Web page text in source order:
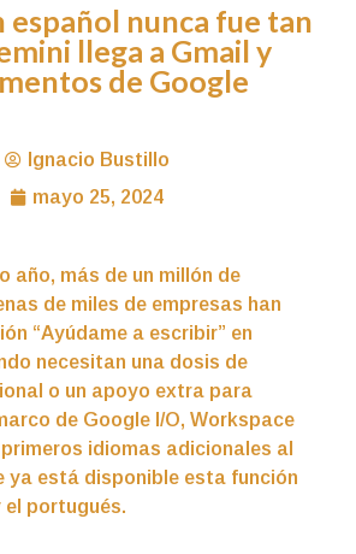
español nunca fue tan
llega a Gmail y
de Google
Ignacio Bustillo
mayo 25, 2024
año, más de un millón de
de miles de empresas han
“Ayúdame a escribir” en
necesitan una dosis de
o un apoyo extra para
de Google I/O, Workspace
idiomas adicionales al
ya está disponible esta función
el portugués.